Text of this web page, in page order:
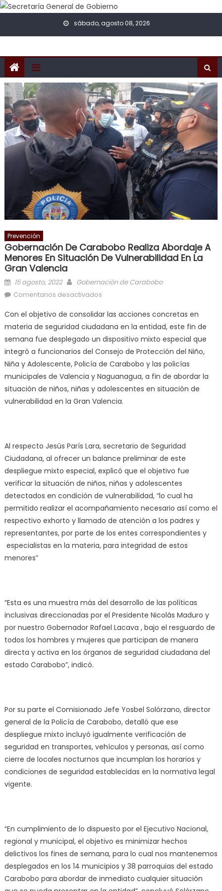
Skip to content
sábado, agosto 08, 2026
Prevención
Gobernación De Carabobo Realiza Abordaje A
Menores En Situación De Vulnerabilidad En La
Gran Valencia
Posted on
15 agosto, 2022 Author
Gobernación de Carabobo
Comentarios desactivados
situación de vulnerabilidad en la
Gran Valencia
Con el objetivo de consolidar las acciones concretas en
materia de seguridad ciudadana en la entidad, este fin de
semana fue desplegado un dispositivo mixto especial que
integró a funcionarios del Consejo de Protección del Niño,
Niña y Adolescente, Policía de Carabobo y las policías
municipales de Valencia y Naguanagua, a fin de abordar la
situación de niños, niñas y adolescentes en situación de
vulnerabilidad en la Gran Valencia.
Al respecto Jesús París Lara, secretario de Seguridad
Ciudadana, al ofrecer un balance preliminar de este
despliegue mixto especial, explicó que el objetivo fue
verificar la situación de niños, niñas y adolescentes
detectados en condición de vulnerabilidad, “lo cual ha
permitido realizar el acompañamiento necesario así como el
respectivo exhorto y llamado de atención a los padres y
representantes, por parte de los entes correspondientes y
especialistas en la materia, para integridad de estos
menores”
“Esta es una muestra más del desarrollo de las políticas
inclusivas direccionadas por el Presidente Nicolás Maduro y
por nuestro Gobernador Rafael Lacava , bajo el resguardo de
todos los hombres y mujeres que participan de manera
directa y activa en los órganos de seguridad ciudadana del
estado Carabobo”, indicó.
Por su parte el Comisionado Jefe Yosbel Solórzano, director
general de la Policía de Carabobo, detalló que ese
despliegue mixto incluyó igualmente verificación de
seguridad en transportes, vehículos y personas, así como
cierre de locales nocturnos que incumplan los horarios y
condiciones de seguridad establecidas en la normativa legal
vigente.
“En cumplimiento de lo dispuesto por el Ejecutivo Nacional,
regional y municipal, el objetivo es minimizar hechos
delictivos los fines de semana, para lo cual nos mantenemos
desplegados en los 14 municipios y 38 parroquias del estado
Carabobo para abordar de inmediato cualquier situación